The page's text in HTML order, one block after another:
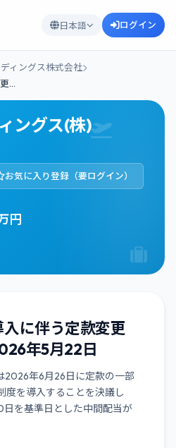
日本語 ログイン
ィングス株式会社
…
ングス(株)
お気に入り登録（要ログイン）
円
に伴う定款変更
年5月22日
2026年6月26日に定款の一部
度を導入することを決議し
を基準日とした中間配当が